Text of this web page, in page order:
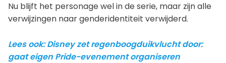
Nu blijft het personage wel in de serie, maar zijn alle
verwijzingen naar genderidentiteit verwijderd.
Lees ook: Disney zet regenboogduikvlucht door:
gaat eigen Pride-evenement organiseren